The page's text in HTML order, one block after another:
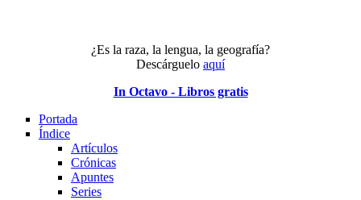
¿Es la raza, la lengua, la geografía?
Descárguelo aquí
In Octavo - Libros gratis
Portada
Índice
Artículos
Crónicas
Apuntes
Series